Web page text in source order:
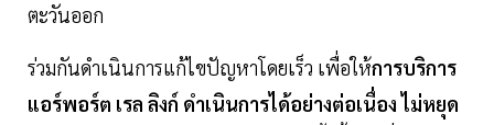
ตะวันออก
ร่วมกันดำเนินการแก้ไขปัญหาโดยเร็ว เพื่อให้การบริการ
แอร์พอร์ต เรล ลิงก์ ดำเนินการได้อย่างต่อเนื่อง ไม่หยุด